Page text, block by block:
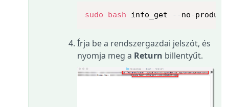
sudo bash info_get --no-
Írja be a rendszergazdai jelszót, és
nyomja meg a Return billentyűt.